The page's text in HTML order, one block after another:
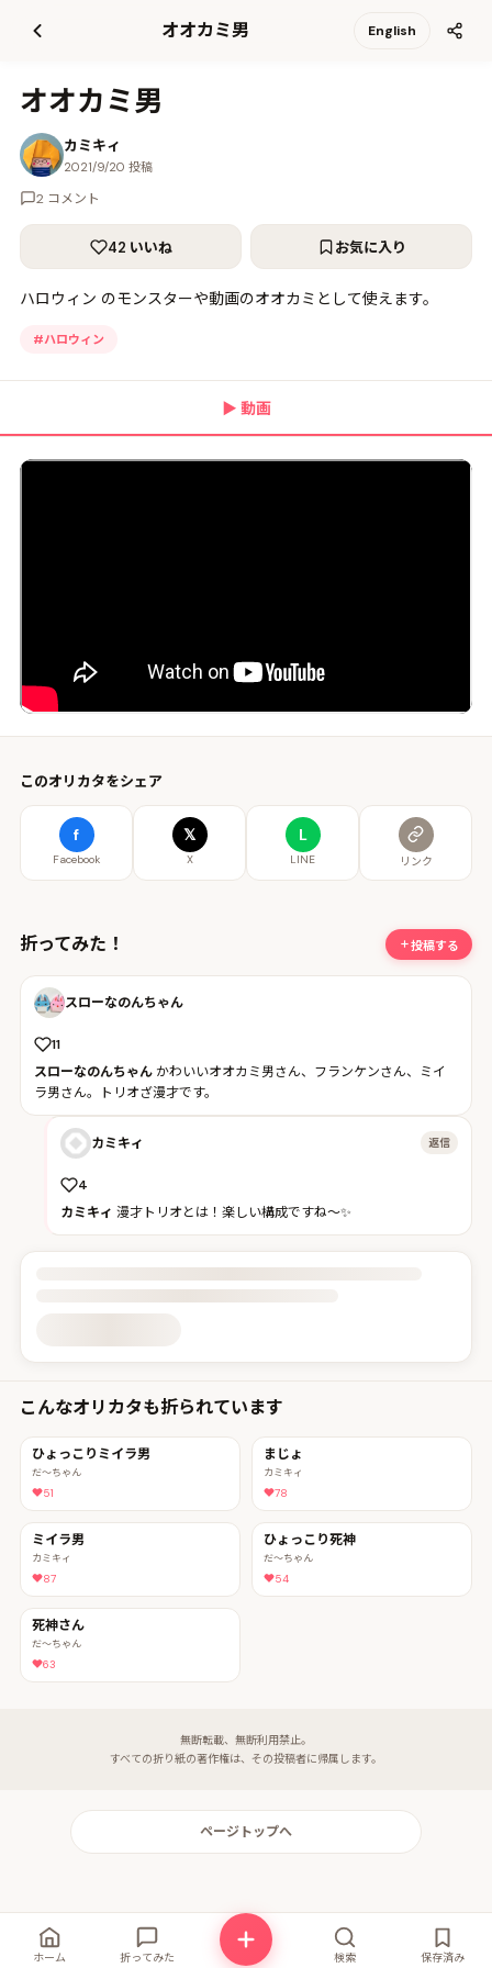
オオカミ男 English
オオカミ男
カミキィ
2021/9/20 投稿
2 コメント
42 いいね お気に入り
ハロウィン のモンスターや動画のオオカミとして使えます。
#ハロウィン
▶ 動画
このオリカタをシェア
f
Facebook
𝕏
X
L
LINE リンク
折ってみた！ 投稿する
スローなのんちゃん
11
スローなのんちゃん かわいいオオカミ男さん、フランケンさん、ミイ
ラ男さん。トリオざ漫才です。
カミキィ 返信
4
カミキィ 漫才トリオとは！楽しい構成ですね〜✨
投稿詳細を読み込んでいます
こんなオリカタも折られています
ひょっこりミイラ男
だ〜ちゃん
51
まじょ
カミキィ
78
ミイラ男
カミキィ
87
ひょっこり死神
だ〜ちゃん
54
死神さん
だ〜ちゃん
63
無断転載、無断利用禁止。
すべての折り紙の著作権は、その投稿者に帰属します。
ページトップへ
ホーム 折ってみた 検索 保存済み